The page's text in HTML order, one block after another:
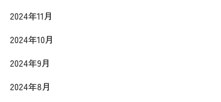
2024年11月
2024年10月
2024年9月
2024年8月